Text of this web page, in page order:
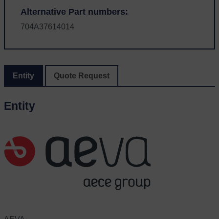
Alternative Part numbers:
704A37614014
Entity Quote Request
Entity